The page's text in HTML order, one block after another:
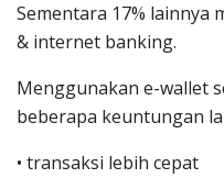
Sementara 17% lainnya
& internet banking.
Menggunakan e-wallet
beberapa keuntungan
• transaksi lebih cepat